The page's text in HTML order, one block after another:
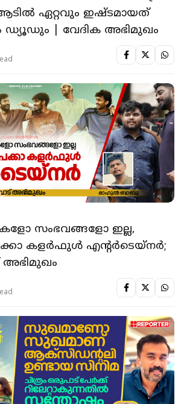
ഏറ്റവും ഇഷ്ടമായത്
ഡ്യൂഡും | വേദിക അഭിമുഖം
സംഭവങ്ങളോ ഇല്ല,
കളർഫുൾ എൻ്റർടെയ്നർ;
അഭിമുഖം